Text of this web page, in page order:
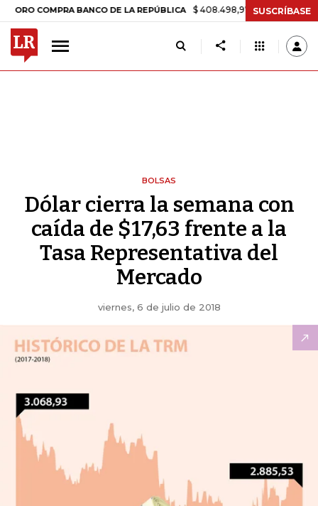
COMPRA BANCO DE LA REPÚBLICA $ 408.498,97 +$ 8.753,81 +2,19%
SUSCRÍBASE
BOLSAS
Dólar cierra la semana con
caída de $17,63 frente a la
Tasa Representativa del
Mercado
viernes, 6 de julio de 2018